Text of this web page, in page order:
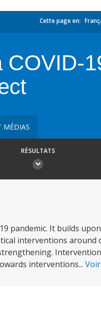
Cette page en:
MÉDIAS
RÉSULTATS
pandemic. It builds
interventions around
interventions...